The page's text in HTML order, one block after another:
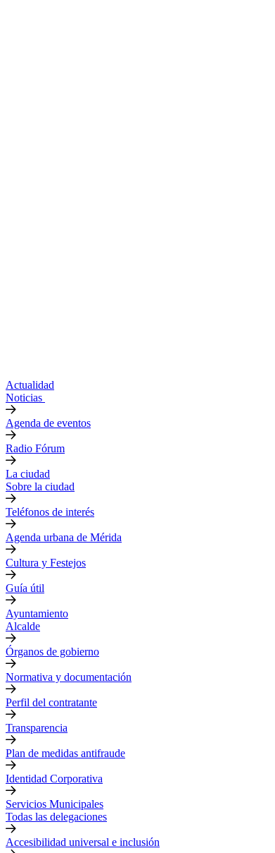
Actualidad
Noticias
Agenda de eventos
Radio Fórum
La ciudad
Sobre la ciudad
Teléfonos de interés
Agenda urbana de Mérida
Cultura y Festejos
Guía útil
Ayuntamiento
Alcalde
Órganos de gobierno
Normativa y documentación
Perfil del contratante
Transparencia
Plan de medidas antifraude
Identidad Corporativa
Servicios Municipales
Todas las delegaciones
Accesibilidad universal e inclusión